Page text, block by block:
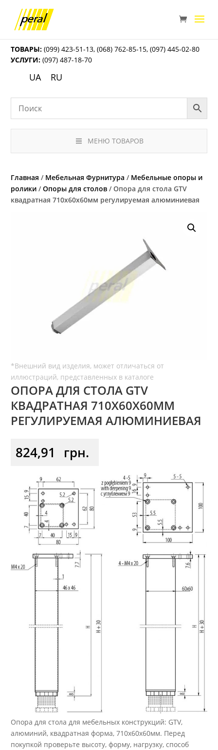
ТОВАРЫ: (099) 423-51-13,(068) 762-85-15,(097) 445-02-80
УСЛУГИ: (097) 487-18-70
UA RU
МЕНЮ ТОВАРОВ
Главная / Мебельная Фурнитура / Мебельные опоры и
ролики /Опоры для столов / Опора для стола GTV
квадратная 710х60х60мм регулируемая алюминиевая
ОПОРА ДЛЯ СТОЛА GTV
КВАДРАТНАЯ 710Х60Х60ММ
РЕГУЛИРУЕМАЯ АЛЮМИНИЕВАЯ
824,91 грн.
Опора для стола для мебельных конструкций: GTV,
алюминий, квадратная форма, 710x60x60мм. Перед
покупкой проверьте высоту, форму, нагрузку, способ